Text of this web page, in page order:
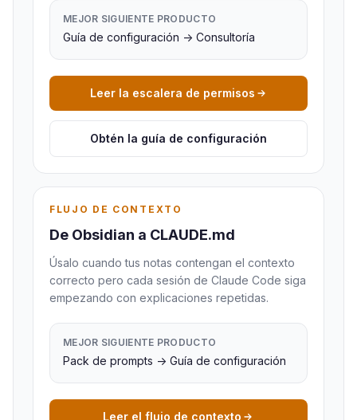
MEJOR SIGUIENTE PRODUCTO
Guía de configuración -> Consultoría
Leer la escalera de permisos
Obtén la guía de configuración
FLUJO DE CONTEXTO
De Obsidian a CLAUDE.md
Úsalo cuando tus notas contengan el contexto
correcto pero cada sesión de Claude Code siga
empezando con explicaciones repetidas.
MEJOR SIGUIENTE PRODUCTO
Pack de prompts -> Guía de configuración
Leer el flujo de contexto